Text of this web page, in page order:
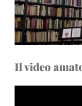
Il video